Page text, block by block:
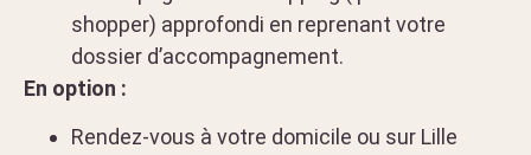
shopper) approfondi en reprenant votre
dossier d’accompagnement.
En option :
Rendez-vous à votre domicile ou sur Lille